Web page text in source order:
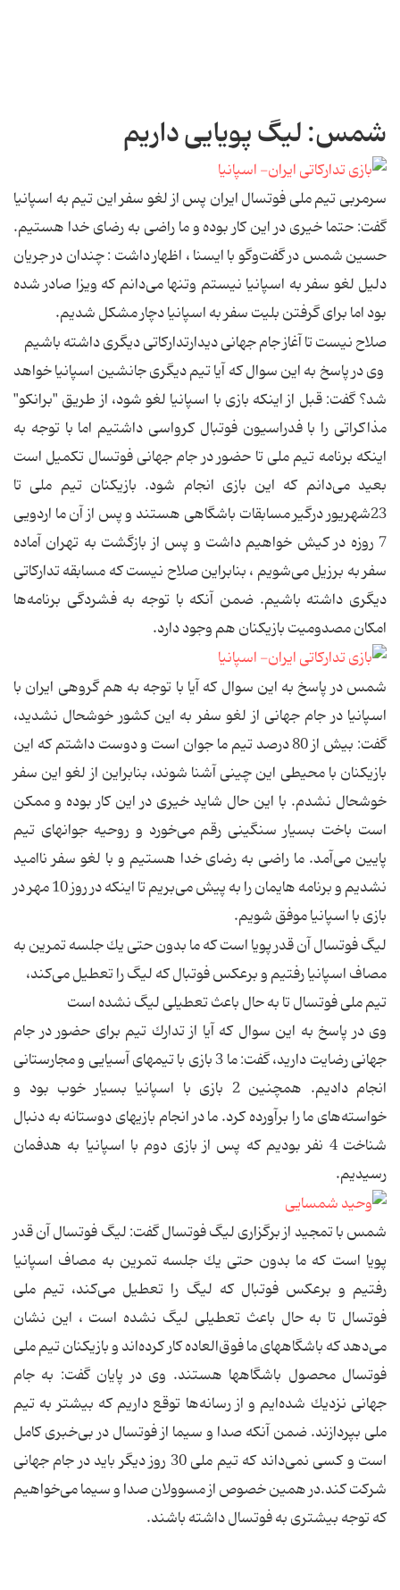
شمس: لیگ پویایی داریم
سرمربی تیم ملی فوتسال ایران پس از لغو سفر این تیم به اسپانیا
گفت: حتما خیری در این كار بوده و ما راضی به رضای خدا هستیم.
حسین شمس در گفت‌وگو با ایسنا ، اظهار داشت : چندان در جریان
دلیل لغو سفر به اسپانیا نیستم وتنها می‌دانم كه ویزا صادر شده
بود اما برای گرفتن بلیت سفر به اسپانیا دچار مشكل شدیم.
صلاح نیست تا آغاز جام جهانی دیدارتداركاتی دیگری داشته باشیم
وی در پاسخ به این سوال كه آیا تیم دیگری جانشین اسپانیا خواهد
شد؟ گفت: قبل از اینكه بازی با اسپانیا لغو شود، از طریق "برانكو"
مذاكراتی را با فدراسیون فوتبال كرواسی داشتیم اما با توجه به
اینكه برنامه تیم ملی تا حضور در جام جهانی فوتسال تكمیل است
بعید می‌دانم كه این بازی انجام شود. بازیكنان تیم ملی تا
23شهریور درگیر مسابقات باشگاهی هستند و پس از آن ما اردویی
7 روزه در كیش خواهیم داشت و پس از بازگشت به تهران آماده
سفر به برزیل می‌شویم ، بنابراین صلاح نیست كه مسابقه تداركاتی
دیگری داشته باشیم. ضمن آنكه با توجه به فشردگی برنامه‌ها
امكان مصدومیت بازیكنان هم وجود دارد.
شمس در پاسخ به این سوال كه آیا با توجه به هم گروهی ایران با
اسپانیا در جام جهانی از لغو سفر به این كشور خوشحال نشدید،
گفت: بیش از 80 درصد تیم ما جوان است و دوست داشتم كه این
بازیكنان با محیطی این چینی آشنا شوند، بنابراین از لغو این سفر
خوشحال نشدم. با این حال شاید خیری در این كار بوده و ممكن
است باخت بسیار سنگینی رقم می‌خورد و روحیه جوانهای تیم
پایین می‌آمد. ما راضی به رضای خدا هستیم و با لغو سفر ناامید
نشدیم و برنامه هایمان را به پیش می‌بریم تا اینكه در روز 10 مهر در
بازی با اسپانیا موفق شویم.
لیگ فوتسال آن قدر پویا است كه ما بدون حتی یك جلسه تمرین به
مصاف اسپانیا رفتیم و برعكس فوتبال كه لیگ را تعطیل می‌كند،
تیم ملی فوتسال تا به حال باعث تعطیلی لیگ نشده است
وی در پاسخ به این سوال كه آیا از تدارك تیم برای حضور در جام
جهانی رضایت دارید، گفت: ما 3 بازی با تیمهای آسیایی و مجارستانی
انجام دادیم. همچنین 2 بازی با اسپانیا بسیار خوب بود و
خواسته‌های ما را برآورده كرد. ما در انجام بازیهای دوستانه به دنبال
شناخت 4 نفر بودیم كه پس از بازی دوم با اسپانیا به هدفمان
رسیدیم.
شمس با تمجید از برگزاری لیگ فوتسال گفت: لیگ فوتسال آن قدر
پویا است كه ما بدون حتی یك جلسه تمرین به مصاف اسپانیا
رفتیم و برعكس فوتبال كه لیگ را تعطیل می‌كند، تیم ملی
فوتسال تا به حال باعث تعطیلی لیگ نشده است ، این نشان
می‌دهد كه باشگاههای ما فوق‌العاده كار كرده‌اند و بازیكنان تیم ملی
فوتسال محصول باشگاهها هستند. وی در پایان گفت: به جام
جهانی نزدیك شده‌ایم و از رسانه‌ها توقع داریم كه بیشتر به تیم
ملی بپردازند. ضمن آنكه صدا و سیما از فوتسال در بی‌خبری كامل
است و كسی نمی‌داند كه تیم ملی 30 روز دیگر باید در جام جهانی
شركت كند.در همین خصوص از مسوولان صدا و سیما می‌خواهیم
كه توجه بیشتری به فوتسال داشته باشند.